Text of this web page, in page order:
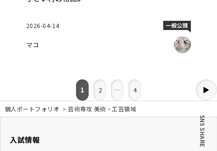
2026-04-14 一般公開
マコ
投
稿
1 2 … 4
個人ポートフォリオ 芸術専攻 美術・工芸領域
入試情報 SNS SHARE